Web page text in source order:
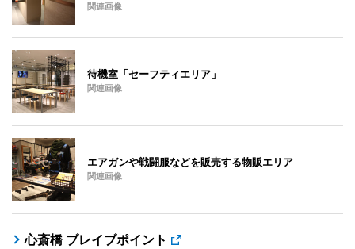
関連画像
待機室「セーフティエリア」
関連画像
エアガンや戦闘服などを販売する物販エリア
関連画像
心斎橋 ブレイブポイント